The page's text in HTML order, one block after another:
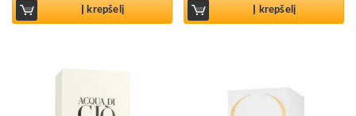
Į krepšelį Į krepšelį